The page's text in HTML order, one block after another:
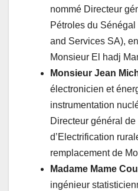
nommé Directeur
Pétroles du
and Services SA),
Monsieur El hadj
Monsieur Jean
électronicien et
instrumentation
Directeur général
d’Electrification
remplacement de
Madame Mame
ingénieur